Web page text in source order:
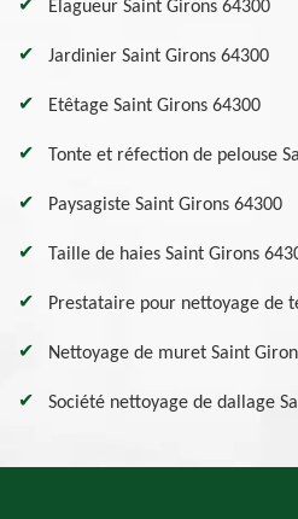
Elagueur Saint Girons 64300
Jardinier Saint Girons 64300
Etêtage Saint Girons 64300
Tonte et réfection de pelouse
Paysagiste Saint Girons 64300
Taille de haies Saint Girons
Prestataire pour nettoyage de
Nettoyage de muret Saint
Société nettoyage de dallage